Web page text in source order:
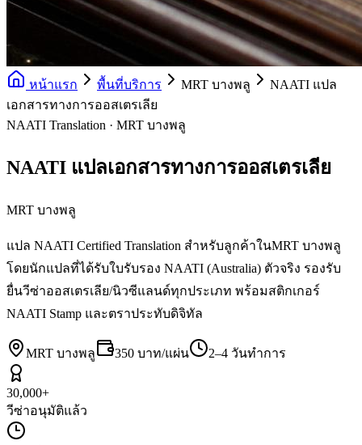
หน้าแรก พื้นที่บริการ MRT บางพลู
NAATI แปล
เอกสารทางการออสเตรเลีย
NAATI Translation · MRT บางพลู
NAATI แปลเอกสารทางการออสเตรเลีย
MRT บางพลู
แปล NAATI Certified Translation สำหรับลูกค้าในMRT บางพลู
โดยนักแปลที่ได้รับใบรับรอง NAATI (Australia) ตัวจริง รองรับ
ยื่นวีซ่าออสเตรเลีย/นิวซีแลนด์ทุกประเภท พร้อมสติกเกอร์
NAATI Stamp และตราประทับดิจิทัล
MRT บางพลู 350 บาท/แผ่น 2–4 วันทำการ
30,000+
วีซ่าอนุมัติแล้ว